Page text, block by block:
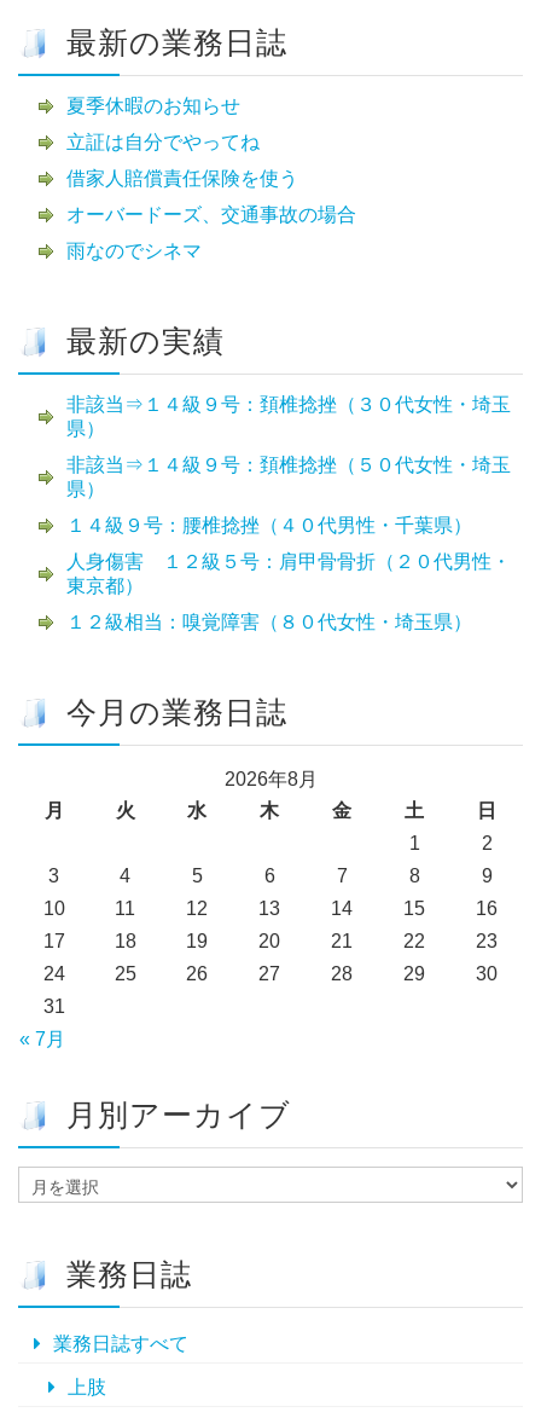
最新の業務日誌
夏季休暇のお知らせ
立証は自分でやってね
借家人賠償責任保険を使う
オーバードーズ、交通事故の場合
雨なのでシネマ
最新の実績
非該当⇒１４級９号：頚椎捻挫（３０代女性・埼玉
県）
非該当⇒１４級９号：頚椎捻挫（５０代女性・埼玉
県）
１４級９号：腰椎捻挫（４０代男性・千葉県）
人身傷害 １２級５号：肩甲骨骨折（２０代男性・
東京都）
１２級相当：嗅覚障害（８０代女性・埼玉県）
今月の業務日誌
2026年8月
月
火 水 木 金 土 日
« 7月
1
2
3
4 5 6 7 8
9
10
11 12 13 14 15
16
17
18 19 20 21 22
23
24
25 26 27 28 29
30
31
月別アーカイブ
別
カ
業務日誌
業務日誌すべて
上肢